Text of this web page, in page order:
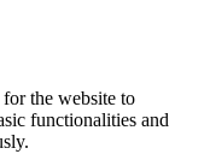
for the website to
functionalities and